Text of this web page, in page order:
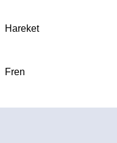
Hareket
Fren